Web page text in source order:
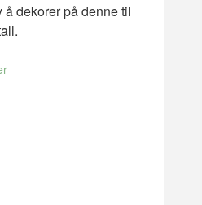
dekorer på denne til